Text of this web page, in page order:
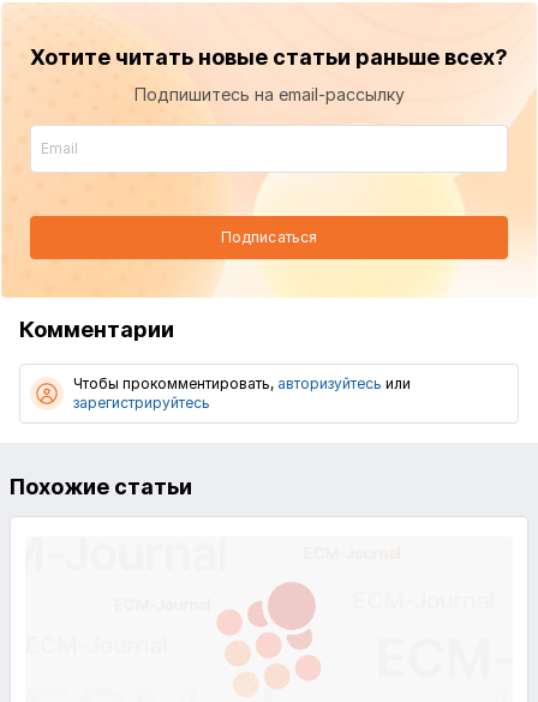
Хотите читать новые статьи раньше всех?
Подпишитесь на email-рассылку
Подписаться
Комментарии
Чтобы прокомментировать, авторизуйтесь или
зарегистрируйтесь
Похожие статьи